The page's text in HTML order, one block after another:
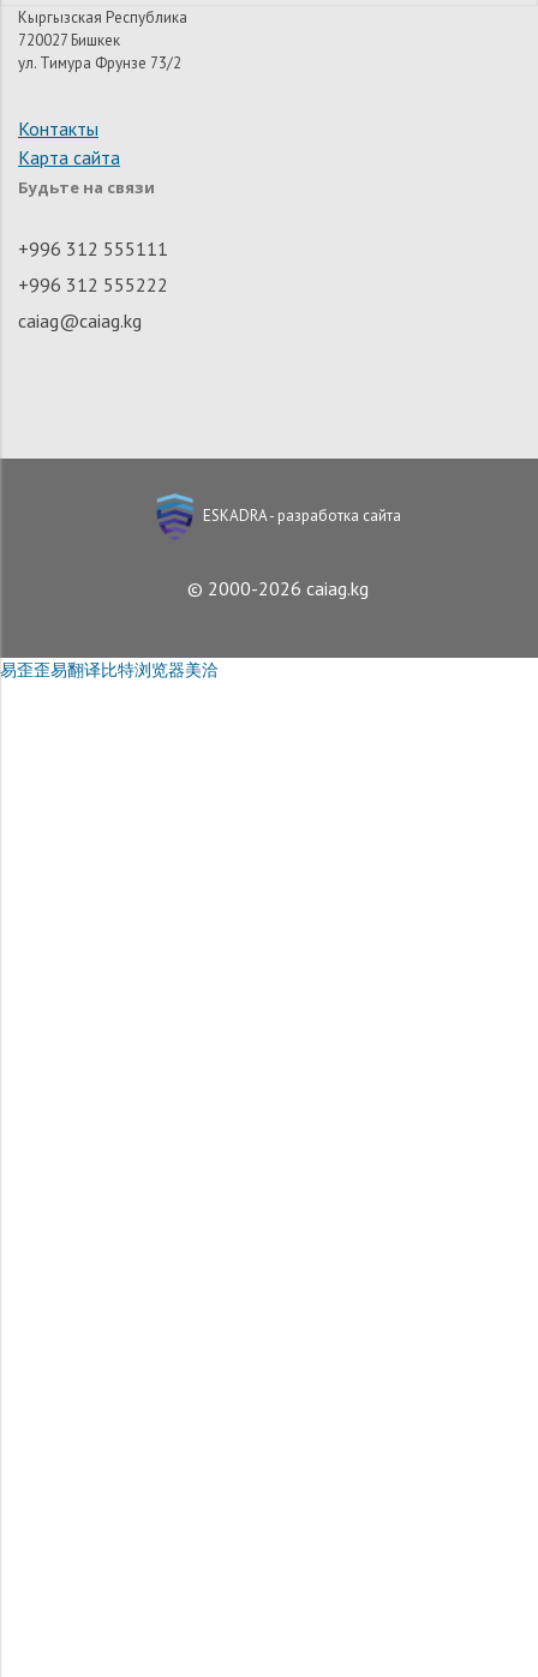
Кыргызская Республика
720027 Бишкек
ул. Тимура Фрунзе 73/2
Контакты
Карта сайта
Будьте на связи
+996 312 555111
+996 312 555222
caiag@caiag.kg
ESKADRA - разработка сайта
© 2000-2026 caiag.kg
易歪歪易翻译比特浏览器美洽